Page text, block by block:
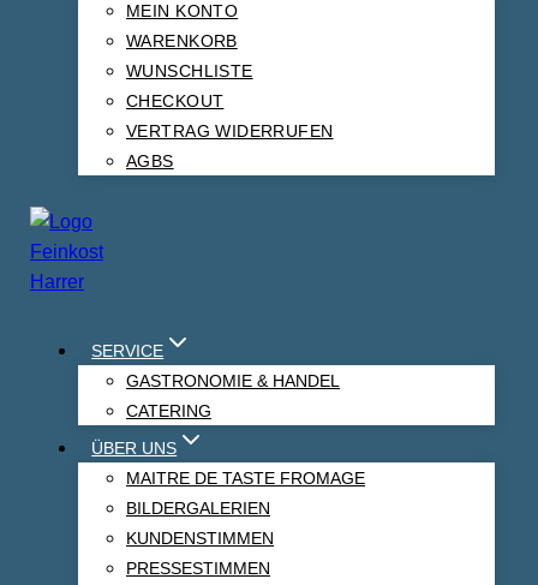
MEIN KONTO
WARENKORB
WUNSCHLISTE
CHECKOUT
VERTRAG WIDERRUFEN
AGBS
SERVICE
GASTRONOMIE & HANDEL
CATERING
ÜBER UNS
MAITRE DE TASTE FROMAGE
BILDERGALERIEN
KUNDENSTIMMEN
PRESSESTIMMEN
Österreich
Bärlauchkäse aus dem Hochzillertal,
Bärlauchzeit lieferbar
Versandkosten
Produkt enthält: 250g